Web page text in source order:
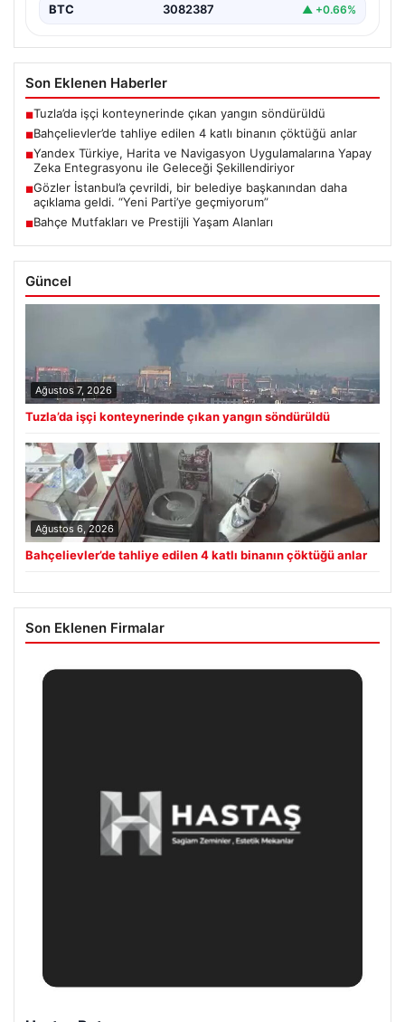
BTC 3082387 ▲ +0.66%
Son Eklenen Haberler
■Tuzla’da işçi konteynerinde çıkan yangın söndürüldü
■Bahçelievler’de tahliye edilen 4 katlı binanın çöktüğü anlar
■Yandex Türkiye, Harita ve Navigasyon Uygulamalarına Yapay
Zeka Entegrasyonu ile Geleceği Şekillendiriyor
■Gözler İstanbul’a çevrildi, bir belediye başkanından daha
açıklama geldi. “Yeni Parti’ye geçmiyorum”
■Bahçe Mutfakları ve Prestijli Yaşam Alanları
Güncel
Ağustos 7, 2026
Tuzla’da işçi konteynerinde çıkan yangın söndürüldü
Ağustos 6, 2026
Bahçelievler’de tahliye edilen 4 katlı binanın çöktüğü anlar
Son Eklenen Firmalar